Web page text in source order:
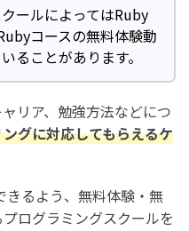
ールによってはRuby
コースの無料体験動
ることがあります。
リア、勉強方法などにつ
グに対応してもらえるケ
きるよう、無料体験・無
ログラミングスクールを